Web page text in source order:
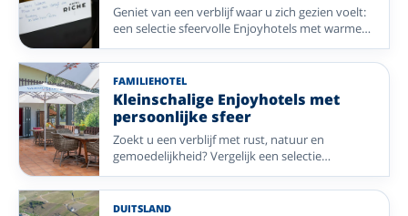
Geniet van een verblijf waar u zich gezien voelt:
een selectie sfeervolle Enjoyhotels met warme
gastvrijheid, fijne bestemmingen en het 5-daags
alles-inclusief-arrangement.
FAMILIEHOTEL
Kleinschalige Enjoyhotels met
persoonlijke sfeer
Zoekt u een verblijf met rust, natuur en
gemoedelijkheid? Vergelijk een selectie
kleinschalige Enjoyhotels in Nederland,
Duitsland, België en Frankrijk.
DUITSLAND